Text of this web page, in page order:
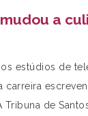
a
estúdios de
carreira
Tribuna de